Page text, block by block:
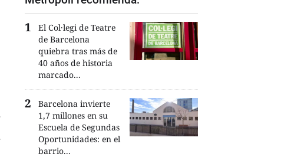
El Col·legi de Teatre
de Barcelona
quiebra tras más de
40 años de historia
marcado...
Barcelona invierte
1,7 millones en su
Escuela de Segundas
Oportunidades: en el
barrio...